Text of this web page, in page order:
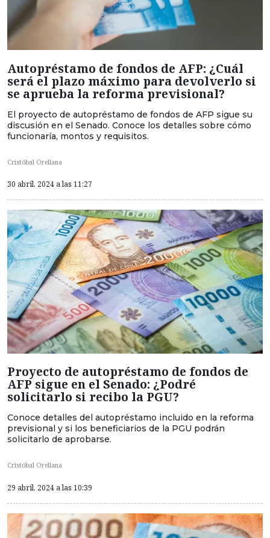
Autopréstamo de fondos de AFP: ¿Cuál
será el plazo máximo para devolverlo si
se aprueba la reforma previsional?
El proyecto de autopréstamo de fondos de AFP sigue su
discusión en el Senado. Conoce los detalles sobre cómo
funcionaría, montos y requisitos.
Cristóbal Orellana
30 abril, 2024 a las 11:27
Proyecto de autopréstamo de fondos de
AFP sigue en el Senado: ¿Podré
solicitarlo si recibo la PGU?
Conoce detalles del autopréstamo incluido en la reforma
previsional y si los beneficiarios de la PGU podrán
solicitarlo de aprobarse.
Cristóbal Orellana
29 abril, 2024 a las 10:39